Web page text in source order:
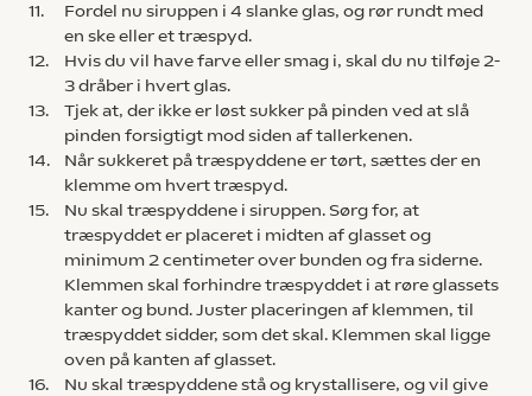
11.
Fordel nu siruppen i 4 slanke glas, og rør rundt med
en ske eller et træspyd.
12.
Hvis du vil have farve eller smag i, skal du nu tilføje 2-
3 dråber i hvert glas.
13.
Tjek at, der ikke er løst sukker på pinden ved at slå
pinden forsigtigt mod siden af tallerkenen.
14.
Når sukkeret på træspyddene er tørt, sættes der en
klemme om hvert træspyd.
15.
Nu skal træspyddene i siruppen. Sørg for, at
træspyddet er placeret i midten af glasset og
minimum 2 centimeter over bunden og fra siderne.
Klemmen skal forhindre træspyddet i at røre glassets
kanter og bund. Juster placeringen af klemmen, til
træspyddet sidder, som det skal. Klemmen skal ligge
oven på kanten af glasset.
16.
Nu skal træspyddene stå og krystallisere, og vil give